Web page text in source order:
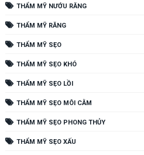
THẨM MỸ NƯỚU RĂNG
THẨM MỸ RĂNG
THẨM MỸ SẸO
THẨM MỸ SẸO KHÓ
THẨM MỸ SẸO LỒI
THẨM MỸ SẸO MÔI CẰM
THẨM MỸ SẸO PHONG THỦY
THẨM MỸ SẸO XẤU